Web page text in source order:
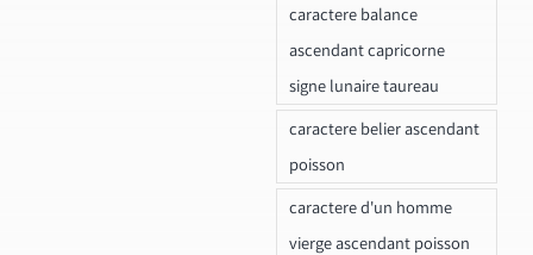
caractere balance
ascendant capricorne
signe lunaire taureau
caractere belier ascendant
poisson
caractere d'un homme
vierge ascendant poisson